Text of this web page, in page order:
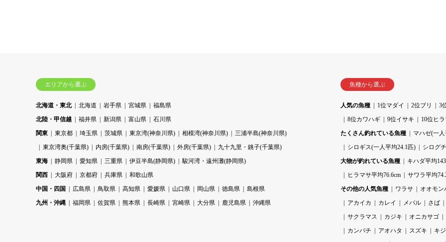
エリアから選ぶ
北海道・東北 北海道 岩手県 宮城県
福島県
北陸・甲信越
福井県 新潟県 富山県
石川県
関東
東京都 埼玉県 茨城県 東京湾(神奈川県) 相模湾(神奈川県)
三浦半島(神奈川県)
東京湾奥(千葉県)
内房(千葉県) 南房(千葉県) 外房(千葉県)
九十九里・銚子(千葉県)
東海
静岡県 愛知県 三重県 伊豆半島(静岡県)
駿河湾・遠州灘(静岡県)
関西
大阪府 京都府 兵庫県
和歌山県
中国・四国
広島県 鳥取県 高知県 愛媛県 山口県 岡山県 徳島県
島根県
九州・沖縄
福岡県 佐賀県 熊本県 長崎県 宮崎県 大分県 鹿児島県 沖縄県
魚種から選ぶ
人気の魚種 1位マダイ 2位ブリ
3
8位カワハギ
9位イサキ
10位ヒ
たくさん釣れている魚種
マハゼ(一
シロギス(一人平均24.1匹)
シログ
大物が釣れている魚種
キハダ平均
ヒラマサ平均76.6cm
サワラ平均
その他の人気魚種
ワラサ
オオモン
アカイカ
カレイ メバル
さば
サクラマス
カジキ
オニカサゴ
カンパチ
アオハタ スズキ
キ